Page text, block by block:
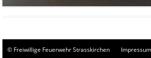
© Freiwillige Feuerwehr Strasskirchen Impressum